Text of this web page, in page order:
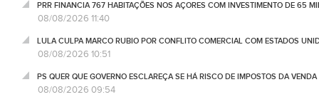
PRR FINANCIA 767 HABITAÇÕES NOS AÇORES COM INVESTIMENTO DE 65
08/08/2026 11:40
LULA CULPA MARCO RUBIO POR CONFLITO COMERCIAL COM ESTADOS
08/08/2026 10:51
PS QUER QUE GOVERNO ESCLAREÇA SE HÁ RISCO DE IMPOSTOS DA
08/08/2026 09:54